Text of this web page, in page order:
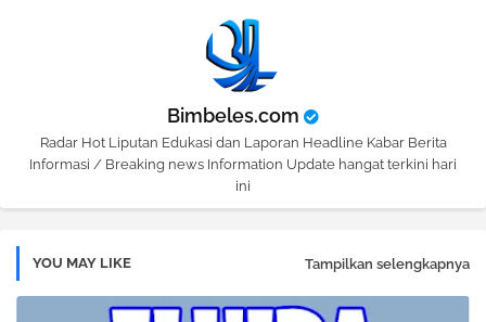
Bimbeles.com
Radar Hot Liputan Edukasi dan Laporan Headline Kabar Berita
Informasi / Breaking news Information Update hangat terkini hari
ini
YOU MAY LIKE Tampilkan selengkapnya